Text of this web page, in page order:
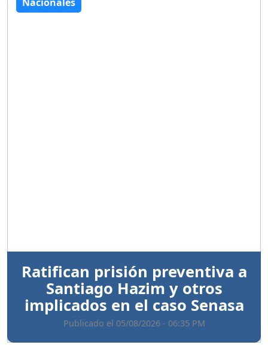
Ratifican prisión preventiva a
Santiago Hazim y otros
implicados en el caso Senasa
Publicado el 05/08/2026 - 06:35 PM